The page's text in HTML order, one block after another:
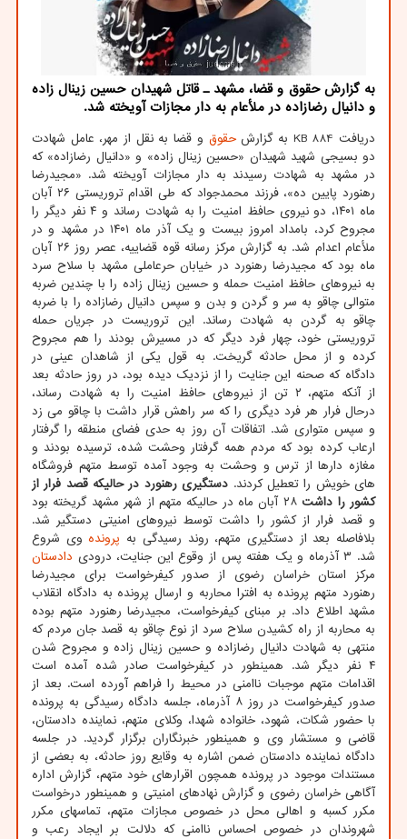
به گزارش حقوق و قضا، مشهد ـ قاتل شهیدان حسین زینال زاده
و دانیال رضازاده در ملأعام به دار مجازات آویخته شد.
دریافت 884 KB به گزارش حقوق و قضا به نقل از مهر، عامل شهادت
دو بسیجی شهید شهیدان «حسین زینال زاده» و «دانیال رضازاده» که
در مشهد به شهادت رسیدند به دار مجازات آویخته شد. «مجیدرضا
رهنورد پایین ده»، فرزند محمدجواد که طی اقدام تروریستی ۲۶ آبان
ماه ۱۴۰۱، دو نیروی حافظ امنیت را به شهادت رساند و ۴ نفر دیگر را
مجروح کرد، بامداد امروز بیست و یک آذر ماه ۱۴۰۱ در مشهد و در
ملأعام اعدام شد. به گزارش مرکز رسانه قوه قضاییه، عصر روز ۲۶ آبان
ماه بود که مجیدرضا رهنورد در خیابان حرعاملی مشهد با سلاح سرد
به نیروهای حافظ امنیت حمله و حسین زینال زاده را با چندین ضربه
متوالی چاقو به سر و گردن و بدن و سپس دانیال رضازاده را با ضربه
چاقو به گردن به شهادت رساند. این تروریست در جریان حمله
تروریستی خود، چهار فرد دیگر که در مسیرش بودند را هم مجروح
کرده و از محل حادثه گریخت. به قول یکی از شاهدان عینی در
دادگاه که صحنه این جنایت را از نزدیک دیده بود، در روز حادثه بعد
از آنکه متهم، ۲ تن از نیروهای حافظ امنیت را به شهادت رساند،
درحال فرار هر فرد دیگری را که سر راهش قرار داشت با چاقو می زد
و سپس متواری شد. اتفاقات آن روز به حدی فضای منطقه را گرفتار
ارعاب کرده بود که مردم همه گرفتار وحشت شده، ترسیده بودند و
مغازه دارها از ترس و وحشت به وجود آمده توسط متهم فروشگاه
های خویش را تعطیل کردند. دستگیری رهنورد در حالیکه قصد فرار از
کشور را داشت
۲۸ آبان ماه در حالیکه متهم از شهر مشهد گریخته بود
و قصد فرار از کشور را داشت توسط نیروهای امنیتی دستگیر شد.
بلافاصله بعد از دستگیری متهم، روند رسیدگی به پرونده وی شروع
شد. ۳ آذرماه و یک هفته پس از وقوع این جنایت، درودی
دادستان
مرکز استان خراسان رضوی از صدور کیفرخواست برای مجیدرضا
رهنورد متهم پرونده به افترا محاربه و ارسال پرونده به دادگاه انقلاب
مشهد اطلاع داد. بر مبنای کیفرخواست، مجیدرضا رهنورد متهم بوده
به محاربه از راه کشیدن سلاح سرد از نوع چاقو به قصد جان مردم که
منتهی به شهادت دانیال رضازاده و حسین زینال زاده و مجروح شدن
۴ نفر دیگر شد. همینطور در کیفرخواست صادر شده آمده است
اقدامات متهم موجبات ناامنی در محیط را فراهم آورده است. بعد از
صدور کیفرخواست در روز ۸ آذرماه، جلسه دادگاه رسیدگی به پرونده
با حضور شکات، شهود، خانواده شهدا، وکلای متهم، نماینده دادستان،
قاضی و مستشار وی و همینطور خبرنگاران برگزار گردید. در جلسه
دادگاه نماینده دادستان ضمن اشاره به وقایع روز حادثه، به بعضی از
مستندات موجود در پرونده همچون اقرارهای خود متهم، گزارش اداره
آگاهی خراسان رضوی و گزارش نهادهای امنیتی و همینطور درخواست
مکرر کسبه و اهالی محل در خصوص مجازات متهم، تماسهای مکرر
شهروندان در خصوص احساس ناامنی که دلالت بر ایجاد رعب و